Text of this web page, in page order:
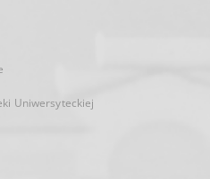
Uniwersyteckiej